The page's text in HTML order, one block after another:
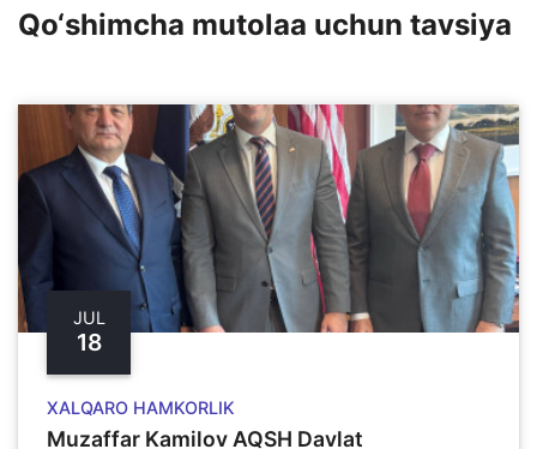
Qo‘shimcha mutolaa uchun tavsiya
JUL
18
XALQARO HAMKORLIK
Muzaffar Kamilov AQSH Davlat